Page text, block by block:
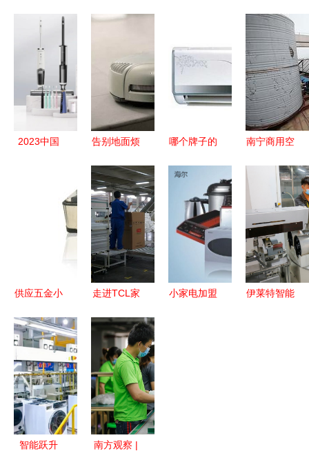
2023中国
云再度惊艳
告别地面烦
清洁更省心
哪个牌子的
2025年家
用空调选购
指南及品牌
推荐
南宁商用空
买指南 渠
道、厂家与
价格全解析
供应五金小
百利丰不锈
钢制品助力
家用电器制
造高质量发
走进TCL家
自动化生产
铸品质
小家电加盟
伊莱特智能
智能跃升
南方观察 |